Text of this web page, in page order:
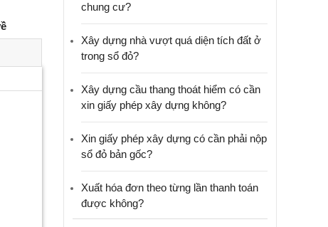
chung cư?
Xây dựng nhà vượt quá diện tích đất ở
trong sổ đỏ?
Xây dựng cầu thang thoát hiểm có cần
xin giấy phép xây dựng không?
Xin giấy phép xây dựng có cần phải nộp
sổ đỏ bản gốc?
Xuất hóa đơn theo từng lần thanh toán
được không?